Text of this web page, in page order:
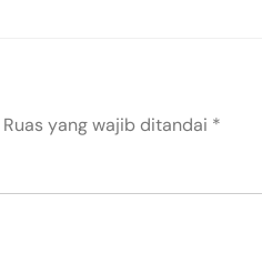
Ruas yang wajib ditandai *